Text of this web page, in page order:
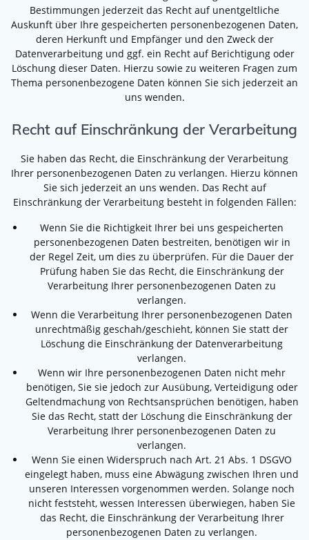
Bestimmungen jederzeit das Recht auf unentgeltliche
Auskunft über Ihre gespeicherten personenbezogenen Daten,
deren Herkunft und Empfänger und den Zweck der
Datenverarbeitung und ggf. ein Recht auf Berichtigung oder
Löschung dieser Daten. Hierzu sowie zu weiteren Fragen zum
Thema personenbezogene Daten können Sie sich jederzeit an
uns wenden.
Recht auf Einschränkung der Verarbeitung
Sie haben das Recht, die Einschränkung der Verarbeitung
Ihrer personenbezogenen Daten zu verlangen. Hierzu können
Sie sich jederzeit an uns wenden. Das Recht auf
Einschränkung der Verarbeitung besteht in folgenden Fällen:
Wenn Sie die Richtigkeit Ihrer bei uns gespeicherten
personenbezogenen Daten bestreiten, benötigen wir in
der Regel Zeit, um dies zu überprüfen. Für die Dauer der
Prüfung haben Sie das Recht, die Einschränkung der
Verarbeitung Ihrer personenbezogenen Daten zu
verlangen.
Wenn die Verarbeitung Ihrer personenbezogenen Daten
unrechtmäßig geschah/geschieht, können Sie statt der
Löschung die Einschränkung der Datenverarbeitung
verlangen.
Wenn wir Ihre personenbezogenen Daten nicht mehr
benötigen, Sie sie jedoch zur Ausübung, Verteidigung oder
Geltendmachung von Rechtsansprüchen benötigen, haben
Sie das Recht, statt der Löschung die Einschränkung der
Verarbeitung Ihrer personenbezogenen Daten zu
verlangen.
Wenn Sie einen Widerspruch nach Art. 21 Abs. 1 DSGVO
eingelegt haben, muss eine Abwägung zwischen Ihren und
unseren Interessen vorgenommen werden. Solange noch
nicht feststeht, wessen Interessen überwiegen, haben Sie
das Recht, die Einschränkung der Verarbeitung Ihrer
personenbezogenen Daten zu verlangen.